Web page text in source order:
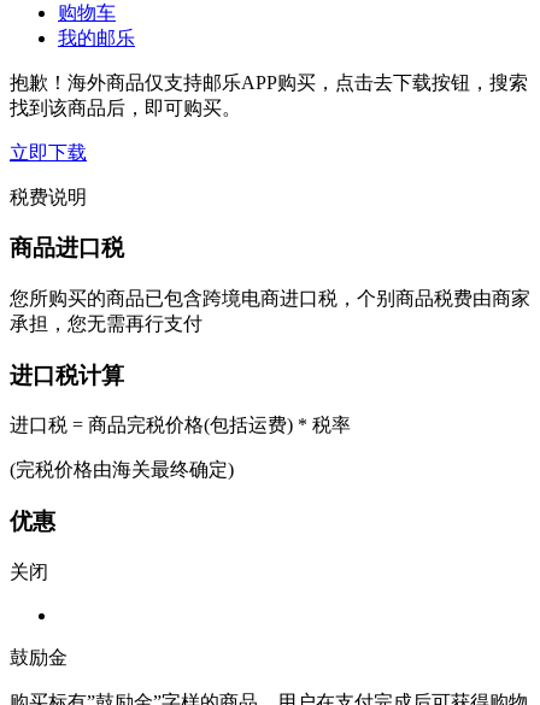
购物车
我的邮乐
抱歉！海外商品仅支持邮乐APP购买，点击去下载按钮，搜索
找到该商品后，即可购买。
立即下载
税费说明
商品进口税
您所购买的商品已包含跨境电商进口税，个别商品税费由商家
承担，您无需再行支付
进口税计算
进口税 = 商品完税价格(包括运费) * 税率
(完税价格由海关最终确定)
优惠
关闭
鼓励金